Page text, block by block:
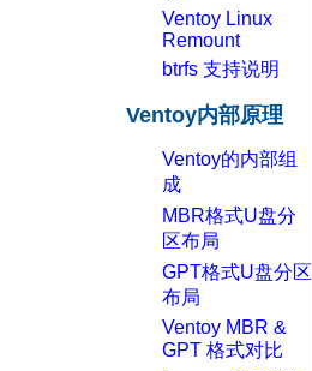
Ventoy Linux
Remount
btrfs 支持说明
Ventoy内部原理
Ventoy的内部组
成
MBR格式U盘分
区布局
GPT格式U盘分区
布局
Ventoy MBR &
GPT 格式对比